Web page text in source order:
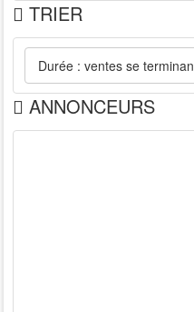
TRIER
ANNONCEURS